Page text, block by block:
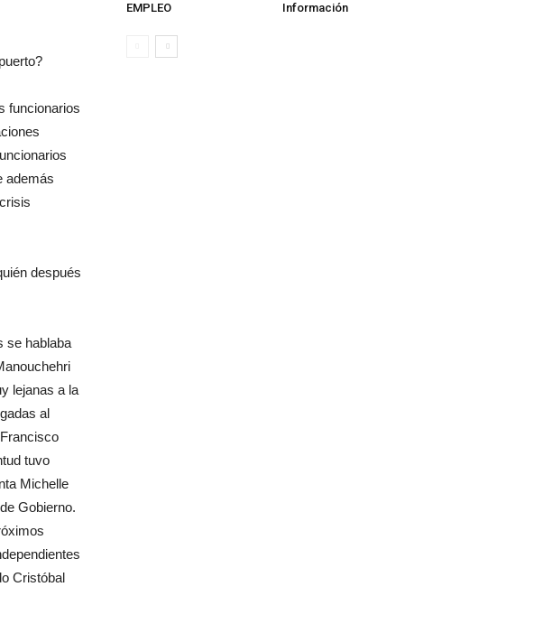
funcionarios
además
después
se hablaba
lejanas a la
al
tuvo
Michelle
Gobierno.
Cristóbal
EMPLEO
Información